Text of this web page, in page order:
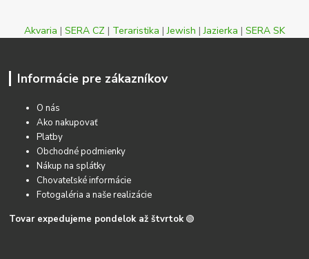
Akvaria | SERA CZ | Teraristika |Jewish |Jazierka | SERA SK
Informácie pre zákazníkov
O nás
Ako nakupovať
Platby
Obchodné podmienky
Nákup na splátky
Chovateľské informácie
Fotogaléria a naše realizácie
Tovar expedujeme pondelok až štvrtok 🟢